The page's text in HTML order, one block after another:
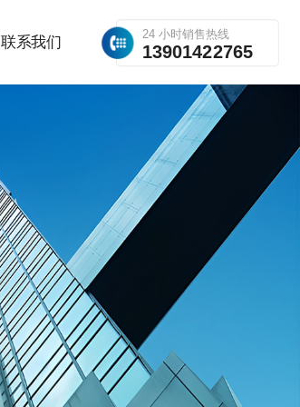
24 小时销售热线
13901422765
联系我们